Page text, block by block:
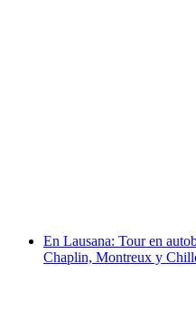
En Lausana: Tour en
Chaplin, Montreux y